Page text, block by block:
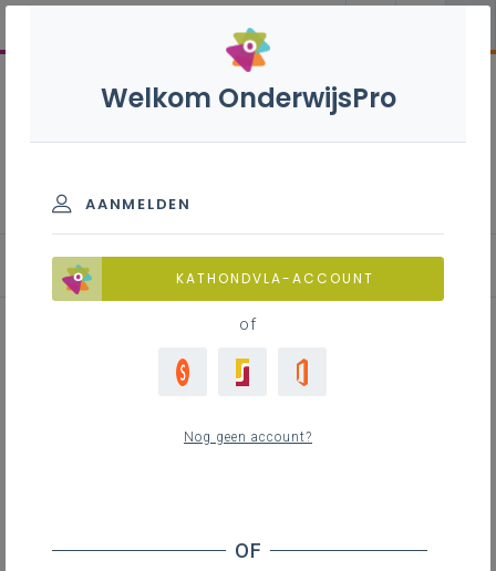
Achtergrond
Welkom OnderwijsPro
AANMELDEN
KATHONDVLA-ACCOUNT
of
Nog geen account?